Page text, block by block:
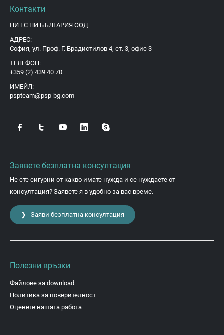
Контакти
ПИ ЕС ПИ БЪЛГАРИЯ ООД
АДРЕС:
София, ул. Проф. Г. Брадистилов 4, ет. 3, офис 3
ТЕЛЕФОН:
+359 (2) 439 40 70
ИМЕЙЛ:
pspteam@psp-bg.com
Заявете безплатна консултация
Не сте сигурни от какво имате нужда и се нуждаете от
консултация? Заявете я в удобно за вас време.
❯ Заяви безплатна консултация
Полезни връзки
Файлове за download
Политика за поверителност
Оценете нашата работа